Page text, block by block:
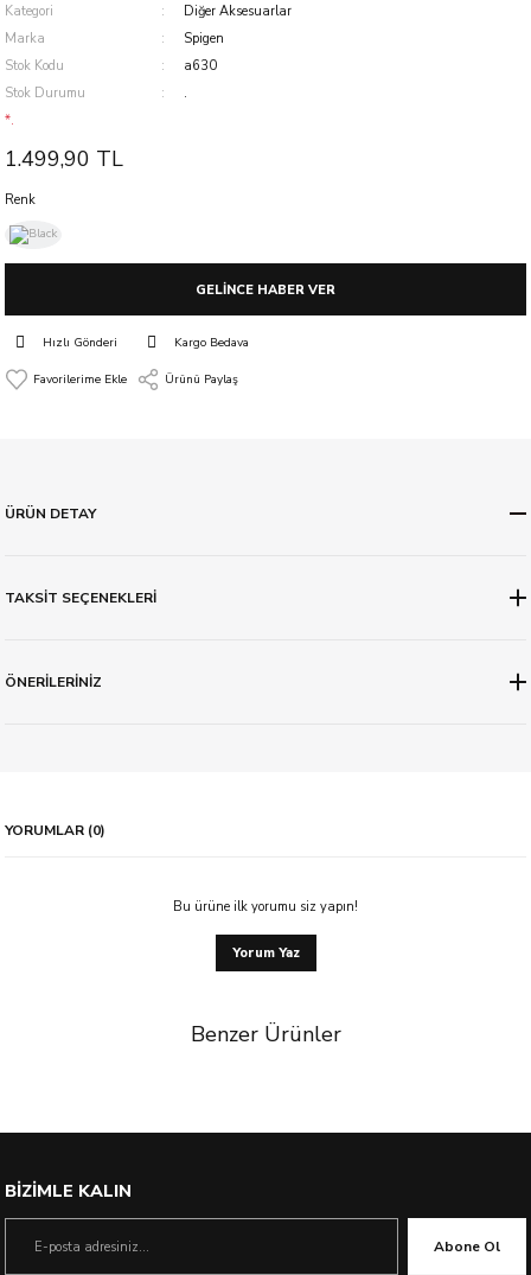
Kategori
Diğer Aksesuarlar
Marka
Spigen
Stok Kodu
a630
Stok Durumu
.
*.
1.499,90 TL
Renk
GELİNCE HABER VER
Hızlı Gönderi Kargo Bedava
Ürünü Paylaş
ÜRÜN DETAY
TAKSİT SEÇENEKLERİ
ÖNERİLERİNİZ
YORUMLAR (0)
Bu ürüne ilk yorumu siz yapın!
Yorum Yaz
Benzer Ürünler
BİZİMLE KALIN
Abone Ol